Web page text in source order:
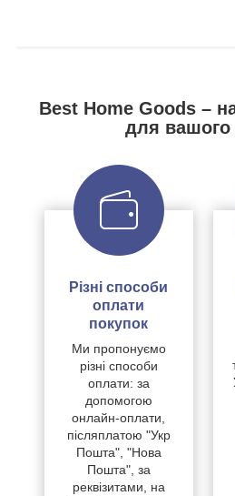
Best Home Goods –
для
Різні способи
оплати
покупок
Ми пропонуємо
різні способи
оплати: за
допомогою
онлайн-оплати,
післяплатою "Укр
Пошта", "Нова
Пошта", за
реквізитами, на